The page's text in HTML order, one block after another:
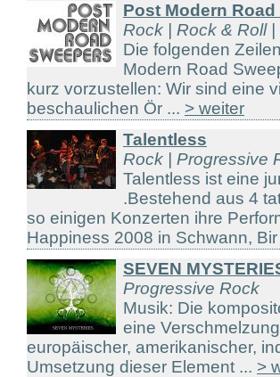
Post Modern Road
Rock | Rock & Roll
Die folgenden
Modern Road
kurz vorzustellen: Wir sind eine
beschaulichen Ör ... > weiter
Talentless
Rock | Progressive
Talentless ist eine
.Bestehend aus 4
so einigen Konzerten ihre
Happiness 2008 in Schwann, Bir
SEVEN
Progressive Rock
Musik: Die
eine
europäischer, amerikanischer,
Umsetzung dieser Element ... >